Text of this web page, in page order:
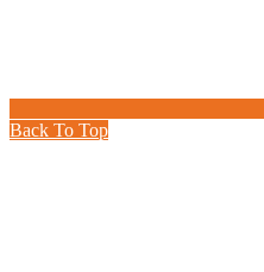
Back To Top